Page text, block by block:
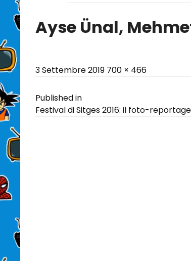
Ayse Ünal,
Posted
3 Settembre 2019 Full
700 × 466
Navigazione
articoli
Published in
Festival di Sitges 2016: il foto-reportage